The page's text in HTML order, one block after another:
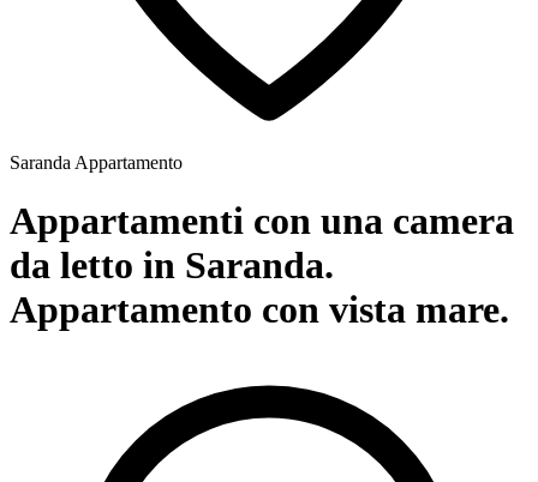
Saranda Appartamento
Appartamenti con una camera
da letto in Saranda.
Appartamento con vista mare.